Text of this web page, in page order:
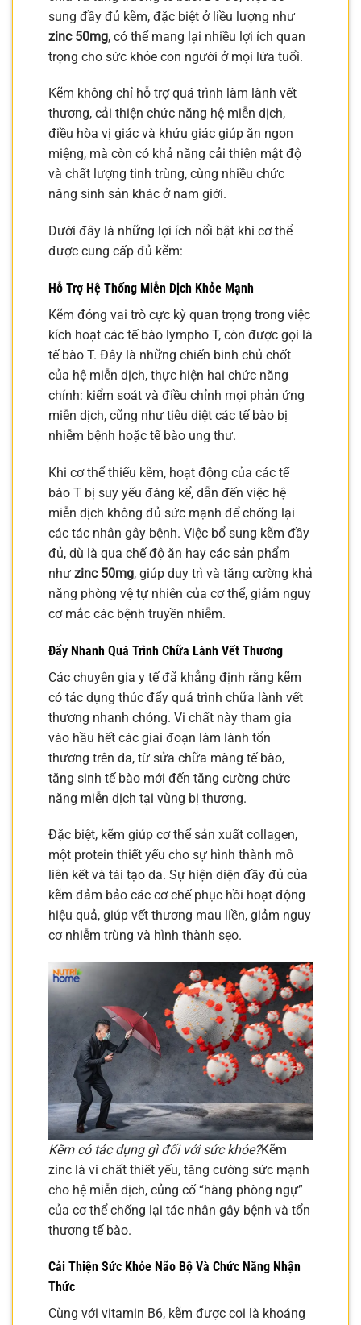
sung đầy đủ kẽm, đặc biệt ở liều lượng như
zinc 50mg, có thể mang lại nhiều lợi ích quan
trọng cho sức khỏe con người ở mọi lứa tuổi.
Kẽm không chỉ hỗ trợ quá trình làm lành vết
thương, cải thiện chức năng hệ miễn dịch,
điều hòa vị giác và khứu giác giúp ăn ngon
miệng, mà còn có khả năng cải thiện mật độ
và chất lượng tinh trùng, cùng nhiều chức
năng sinh sản khác ở nam giới.
Dưới đây là những lợi ích nổi bật khi cơ thể
được cung cấp đủ kẽm:
Hỗ Trợ Hệ Thống Miễn Dịch Khỏe Mạnh
Kẽm đóng vai trò cực kỳ quan trọng trong việc
kích hoạt các tế bào lympho T, còn được gọi là
tế bào T. Đây là những chiến binh chủ chốt
của hệ miễn dịch, thực hiện hai chức năng
chính: kiểm soát và điều chỉnh mọi phản ứng
miễn dịch, cũng như tiêu diệt các tế bào bị
nhiễm bệnh hoặc tế bào ung thư.
Khi cơ thể thiếu kẽm, hoạt động của các tế
bào T bị suy yếu đáng kể, dẫn đến việc hệ
miễn dịch không đủ sức mạnh để chống lại
các tác nhân gây bệnh. Việc bổ sung kẽm đầy
đủ, dù là qua chế độ ăn hay các sản phẩm
như zinc 50mg, giúp duy trì và tăng cường khả
năng phòng vệ tự nhiên của cơ thể, giảm nguy
cơ mắc các bệnh truyền nhiễm.
Đẩy Nhanh Quá Trình Chữa Lành Vết Thương
Các chuyên gia y tế đã khẳng định rằng kẽm
có tác dụng thúc đẩy quá trình chữa lành vết
thương nhanh chóng. Vi chất này tham gia
vào hầu hết các giai đoạn làm lành tổn
thương trên da, từ sửa chữa màng tế bào,
tăng sinh tế bào mới đến tăng cường chức
năng miễn dịch tại vùng bị thương.
Đặc biệt, kẽm giúp cơ thể sản xuất collagen,
một protein thiết yếu cho sự hình thành mô
liên kết và tái tạo da. Sự hiện diện đầy đủ của
kẽm đảm bảo các cơ chế phục hồi hoạt động
hiệu quả, giúp vết thương mau liền, giảm nguy
cơ nhiễm trùng và hình thành sẹo.
Kẽm có tác dụng gì đối với sức khỏe?Kẽm
zinc là vi chất thiết yếu, tăng cường sức mạnh
cho hệ miễn dịch, củng cố “hàng phòng ngự”
của cơ thể chống lại tác nhân gây bệnh và tổn
thương tế bào.
Cải Thiện Sức Khỏe Não Bộ Và Chức Năng Nhận
Thức
Cùng với vitamin B6, kẽm được coi là khoáng